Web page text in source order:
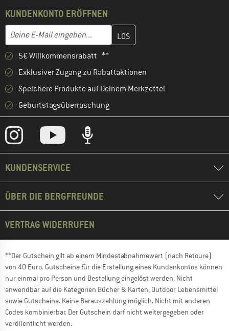
KUNDENKONTO ERÖFFNEN
E-Mail-Adresse
Gib hier deine E-Mail-Adresse ein und erstelle im nächsten
5€ Willkommensrabatt **
Exklusiver Zugang zu Rabattaktionen
Speichere Produkte auf Deinem Merkzettel
Geburtstagsüberraschung
KUNDENSERVICE
ÜBER DIE BERGFREUNDE
VERTRAG WIDERRUFEN
**Der Gutschein gilt ab einem Mindestabnahmewert (nach Retoure)
von 40 Euro. Gutscheine für die Erstellung eines Kundenkontos können
nur einmal pro Person und Bestellung eingelöst werden. Nicht
anwendbar auf die Kategorien Bücher & Karten, Outdoor Lebensmittel
sowie Gutscheine. Keine Barauszahlung möglich. Nicht mit anderen
Codes kombinierbar. Der Gutschein darf nicht weitergegeben oder
veröffentlicht werden.